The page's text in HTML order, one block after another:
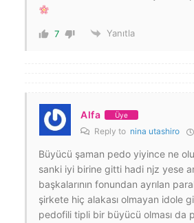
7 Yanıtla
Alfa Üye
Reply to nina utashiro
Büyücü şaman pedo yiyince ne
sanki iyi birine gitti hadi njz yese
başkalarının fonundan ayrılan
şirkete hiç alakası olmayan idole
pedofili tipli bir büyücü olması da